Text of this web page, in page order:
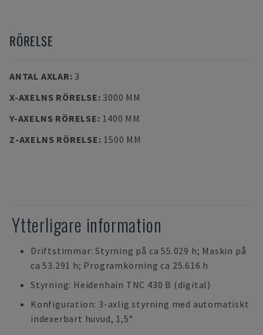
RÖRELSE
ANTAL AXLAR: 3
X-AXELNS RÖRELSE: 3000 MM
Y-AXELNS RÖRELSE: 1400 MM
Z-AXELNS RÖRELSE: 1500 MM
Ytterligare information
Driftstimmar: Styrning på ca 55.029 h; Maskin på
ca 53.291 h; Programkörning ca 25.616 h
Styrning: Heidenhain TNC 430 B (digital)
Konfiguration: 3-axlig styrning med automatiskt
indexerbart huvud, 1,5°